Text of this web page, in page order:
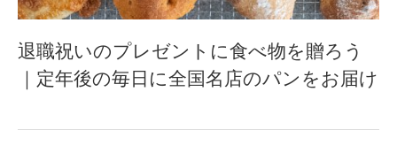
退職祝いのプレゼントに食べ物を贈ろう
｜定年後の毎日に全国名店のパンをお届け